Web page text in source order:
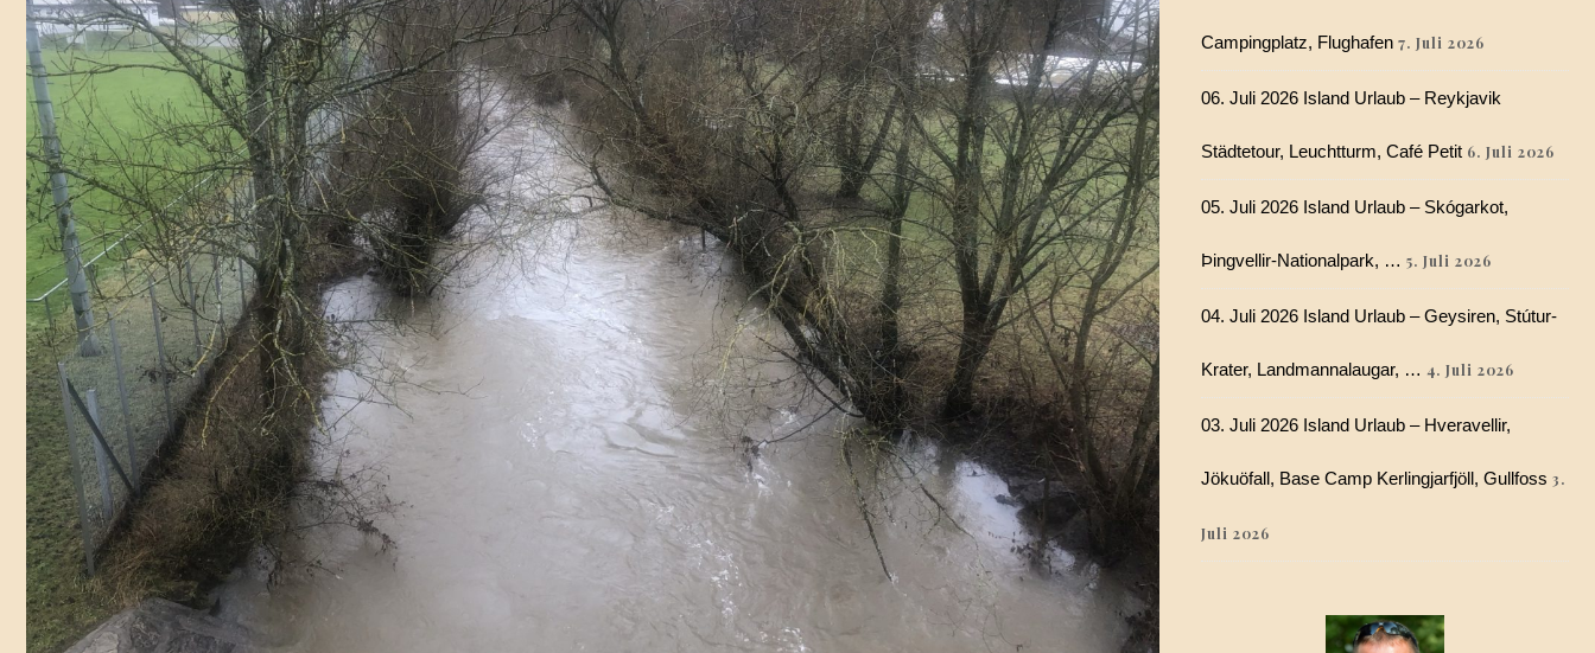
Campingplatz, Flughafen 7. Juli 2026
06. Juli 2026 Island Urlaub – Reykjavik
Städtetour, Leuchtturm, Café Petit 6. Juli 2026
05. Juli 2026 Island Urlaub – Skógarkot,
Þingvellir-Nationalpark, … 5. Juli 2026
04. Juli 2026 Island Urlaub – Geysiren, Stútur-
Krater, Landmannalaugar, … 4. Juli 2026
03. Juli 2026 Island Urlaub – Hveravellir,
Jökuöfall, Base Camp Kerlingjarfjöll, Gullfoss 3.
Juli 2026